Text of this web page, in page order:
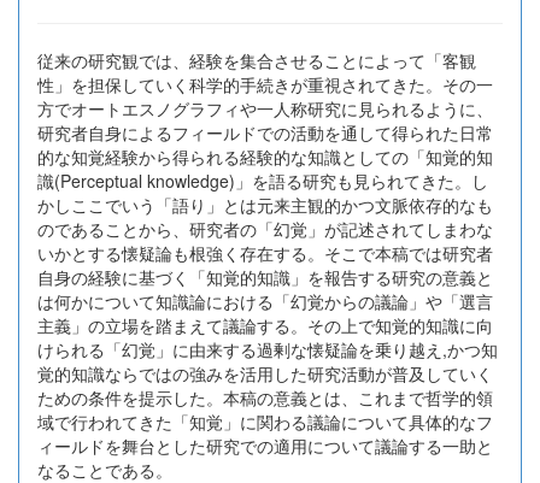
従来の研究観では、経験を集合させることによって「客観
性」を担保していく科学的手続きが重視されてきた。その一
方でオートエスノグラフィや一人称研究に見られるように、
研究者自身によるフィールドでの活動を通して得られた日常
的な知覚経験から得られる経験的な知識としての「知覚的知
識(Perceptual knowledge)」を語る研究も見られてきた。し
かしここでいう「語り」とは元来主観的かつ文脈依存的なも
のであることから、研究者の「幻覚」が記述されてしまわな
いかとする懐疑論も根強く存在する。そこで本稿では研究者
自身の経験に基づく「知覚的知識」を報告する研究の意義と
は何かについて知識論における「幻覚からの議論」や「選言
主義」の立場を踏まえて議論する。その上で知覚的知識に向
けられる「幻覚」に由来する過剰な懐疑論を乗り越え,かつ知
覚的知識ならではの強みを活用した研究活動が普及していく
ための条件を提示した。本稿の意義とは、これまで哲学的領
域で行われてきた「知覚」に関わる議論について具体的なフ
ィールドを舞台とした研究での適用について議論する一助と
なることである。